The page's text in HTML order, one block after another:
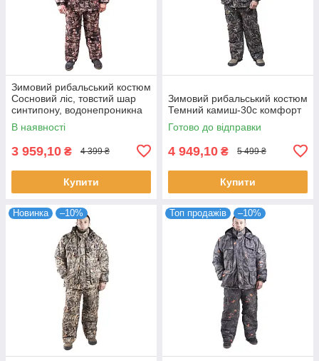
Зимовий рибальський костюм
Сосновий ліс, товстий шар
синтипону, водонепроникна
мембрана алова, -30с
комфорт
В наявності
3 959,10 ₴ 4 399 ₴
Купити
Зимовий рибальський костюм
Темний камиш-30с комфорт
Готово до відправки
4 949,10 ₴ 5 499 ₴
Купити
Новинка –10% Топ продажів –10%